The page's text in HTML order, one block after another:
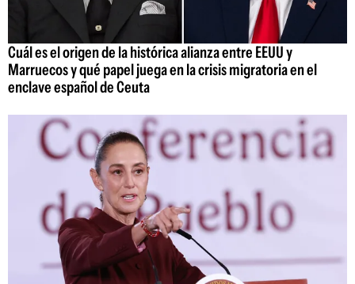
Cuál es el origen de la histórica alianza entre EEUU y
Marruecos y qué papel juega en la crisis migratoria en el
enclave español de Ceuta